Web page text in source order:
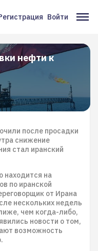
Войти
нефти к
после просадки
снижение
стал иранский
находится на
по иранской
от Ирана
нескольких недель
чем когда-либо,
новости о том,
возможность